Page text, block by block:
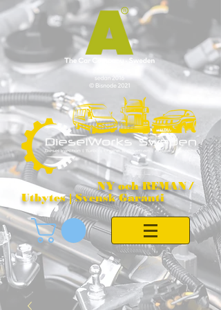
NY och REMAN /
Utbytes | Svensk Garanti